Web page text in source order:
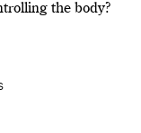
the body?